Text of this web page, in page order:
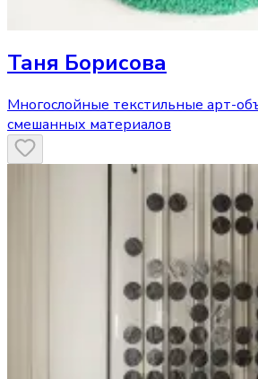
Таня Борисова
Многослойные текстильные арт-
смешанных материалов